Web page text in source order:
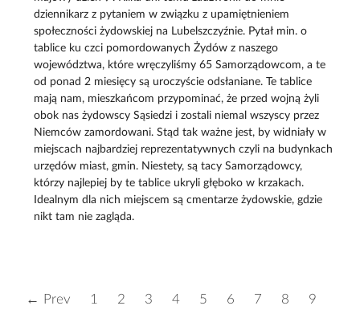
dziennikarz z pytaniem w związku z upamiętnieniem
społeczności żydowskiej na Lubelszczyźnie. Pytał min. o
tablice ku czci pomordowanych Żydów z naszego
województwa, które wręczyliśmy 65 Samorządowcom, a te
od ponad 2 miesięcy są uroczyście odsłaniane. Te tablice
mają nam, mieszkańcom przypominać, że przed wojną żyli
obok nas żydowscy Sąsiedzi i zostali niemal wszyscy przez
Niemców zamordowani. Stąd tak ważne jest, by widniały w
miejscach najbardziej reprezentatywnych czyli na budynkach
urzędów miast, gmin. Niestety, są tacy Samorządowcy,
którzy najlepiej by te tablice ukryli głęboko w krzakach.
Idealnym dla nich miejscem są cmentarze żydowskie, gdzie
nikt tam nie zagląda.
← Prev 1 2 3 4 5 6 7 8
9